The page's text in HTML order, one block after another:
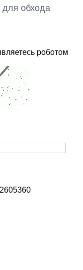
для обхода
роботом